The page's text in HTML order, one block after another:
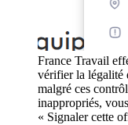
France Travail
vérifier la légalité
malgré ces
inappropriés,
« Signaler cette